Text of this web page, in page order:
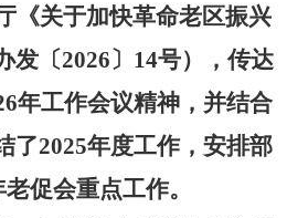
《关于加快革命老区振兴
发〔2026〕14号），传达
年工作会议精神，并结合
了2025年度工作，安排部
老促会重点工作。